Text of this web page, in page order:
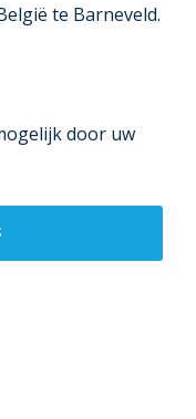
te Barneveld.
door uw